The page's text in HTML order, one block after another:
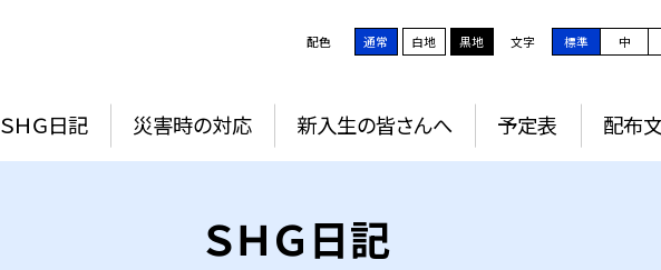
配色 通常 白地 黒地 文字 標準 中
ＳＨＧ日記 災害時の対応 新入生の皆さんへ 予定表 配布
ＳＨＧ日記